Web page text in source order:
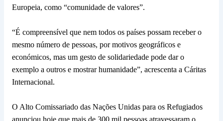
Europeia, como “comunidade de valores”.
“É compreensível que nem todos os países possam receber o
mesmo número de pessoas, por motivos geográficos e
económicos, mas um gesto de solidariedade pode dar o
exemplo a outros e mostrar humanidade”, acrescenta a Cáritas
Internacional.
O Alto Comissariado das Nações Unidas para os Refugiados
anunciou hoje que mais de 300 mil pessoas atravessaram o